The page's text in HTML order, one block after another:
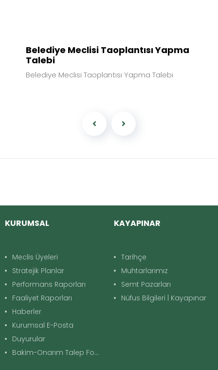
Belediye Meclisi Taoplantısı Yapma
Talebi
Belediye Meclisi Taoplantısı Yapma Talebi
KURUMSAL
Meclis Üyeleri
Stratejik Planlar
Performans Raporları
Faaliyet Raporları
Haberler
Kurumsal E-Posta
Duyurular
Bakim-Onarım Talep Formu
KAYAPINAR
Tarihçe
Muhtarlarımız
Semt Pazarları
Nüfus Bilgileri | Kayapınar